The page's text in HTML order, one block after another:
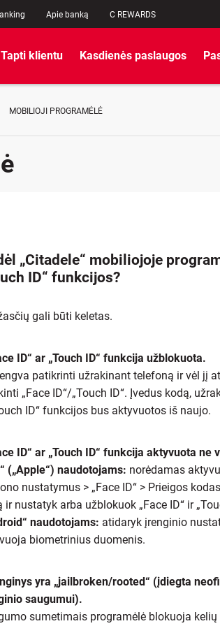
Apie banką C REWARDS
Tapti klientu Kasdienės paslaugos
MOBILIOJI PROGRAMĖLĖ
„Citadele“ mobiliojoje
ID“ funkcijos?
gali būti keletas.
ID“ ar „Touch ID“ funkcija užblokuota.
patikrinti užrakinant telefoną ir vėl jį
„Face ID“/„Touch ID“. Įvedus kodą,
ID“ funkcijos bus aktyvuotos iš naujo.
ID“ ar „Touch ID“ funkcija aktyvuota ne
(„Apple“) naudotojams: norėdamas
nustatymus > „Face ID“ > Prieigos
ir nustatyk arba užblokuok „Face ID“ ir
naudotojams: atidaryk įrenginio
biometrinius duomenis.
yra „jailbroken/rooted“ (įdiegta
saugumui).
sumetimais programėlė blokuoja